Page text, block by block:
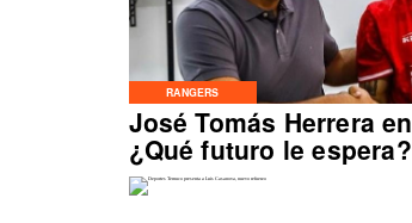
RANGERS
José Tomás Herrera
¿Qué futuro le espera?